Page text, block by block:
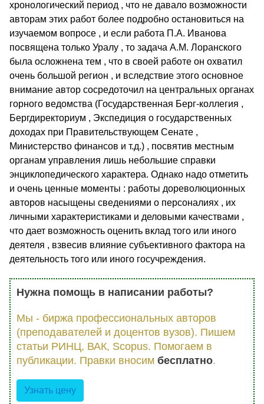
хронологический период , что не давало возможности
авторам этих работ более подробно остановиться на
изучаемом вопросе , и если работа П.А. Иванова
посвящена только Уралу , то задача А.М. Лоранского
была осложнена тем , что в своей работе он охватил
очень большой регион , и вследствие этого основное
внимание автор сосредоточил на центральных органах
горного ведомства (Государственная Берг-коллегия ,
Бергдиректориум , Экспедиция о государственных
доходах при Правительствующем Сенате ,
Министерство финансов и т.д.) , посвятив местным
органам управления лишь небольшие справки
энциклопедического характера. Однако надо отметить
и очень ценные моменты : работы дореволюционных
авторов насыщены сведениями о персоналиях , их
личными характеристиками и деловыми качествами ,
что дает возможность оценить вклад того или иного
деятеля , взвесив влияние субъективного фактора на
деятельность того или иного госучреждения.
Нужна помощь в написании работы?
Мы - биржа профессиональных авторов
(преподавателей и доцентов вузов). Пишем
статьи РИНЦ, ВАК, Scopus. Помогаем в
публикации. Правки вносим бесплатно.
Узнать цену